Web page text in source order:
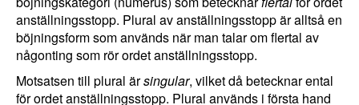
anställningsstopp. Plural av anställningsstopp är alltså en
böjningsform som används när man talar om flertal av
någonting som rör ordet anställningsstopp.
Motsatsen till plural ärsingular, vilket då betecknar ental
för ordet anställningsstopp. Plural används i första hand